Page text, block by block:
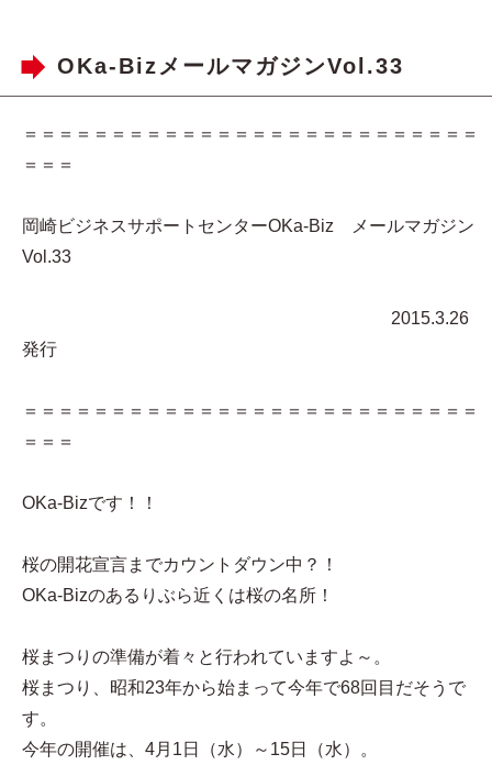
OKa-BizメールマガジンVol.33
＝＝＝＝＝＝＝＝＝＝＝＝＝＝＝＝＝＝＝＝＝＝＝＝＝＝
＝＝＝
岡崎ビジネスサポートセンターOKa-Biz メールマガジン
Vol.33
2015.3.26
発行
＝＝＝＝＝＝＝＝＝＝＝＝＝＝＝＝＝＝＝＝＝＝＝＝＝＝
＝＝＝
OKa-Bizです！！
桜の開花宣言までカウントダウン中？！
OKa-Bizのあるりぶら近くは桜の名所！
桜まつりの準備が着々と行われていますよ～。
桜まつり、昭和23年から始まって今年で68回目だそうで
す。
今年の開催は、4月1日（水）～15日（水）。